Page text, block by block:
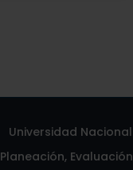
Universidad